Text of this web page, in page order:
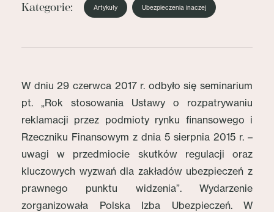
Kategorie: Artykuły Ubezpieczenia inaczej
W dniu 29 czerwca 2017 r. odbyło się seminarium
pt. „Rok stosowania Ustawy o rozpatrywaniu
reklamacji przez podmioty rynku finansowego i
Rzeczniku Finansowym z dnia 5 sierpnia 2015 r. –
uwagi w przedmiocie skutków regulacji oraz
kluczowych wyzwań dla zakładów ubezpieczeń z
prawnego punktu widzenia”. Wydarzenie
zorganizowała Polska Izba Ubezpieczeń. W